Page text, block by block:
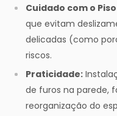
Cuidado com o
que evitam
delicadas (como
riscos.
Praticidade:
de furos na parede,
reorganização do